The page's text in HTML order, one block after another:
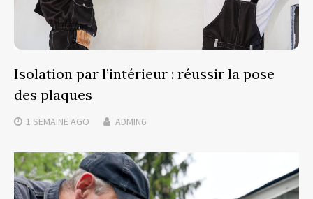
Isolation par l’intérieur : réussir la pose
des plaques
1 SEMAINE AGO ADMIN6